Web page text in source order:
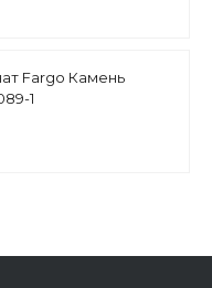
Fargo Камень
1